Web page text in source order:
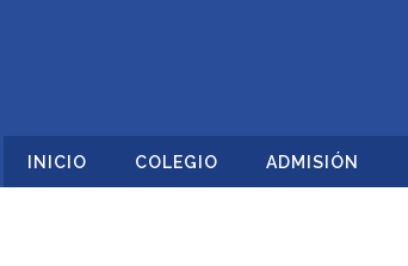
INICIO COLEGIO ADMISIÓN